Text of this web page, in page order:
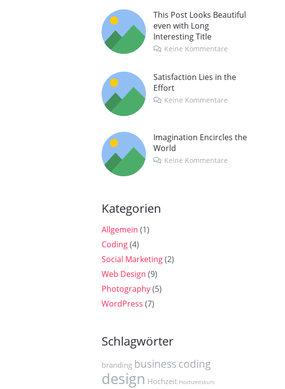
This Post Looks Beautiful
even with Long
Interesting Title
Keine Kommentare
Satisfaction Lies in the
Effort
Keine Kommentare
Imagination Encircles the
World
Keine Kommentare
Kategorien
Allgemein (1)
Coding(4)
Social Marketing(2)
Web Design (9)
Photography(5)
WordPress (7)
Schlagwörter
branding business coding
design Hochzeit Hochzeitskurs